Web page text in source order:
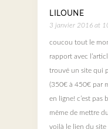
LILOUNE
3 janvier 2016 at
coucou tout le
rapport avec
trouvé un site qui
(350€ à 450€ par
en ligne! c’est pas
même de mettre
voilà le lien du